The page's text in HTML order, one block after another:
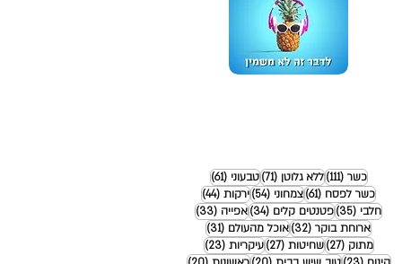
כשר (111) 111 פוסטים
ללא גלוטן (71) 71 פוסטיםטבעוני (61)
61 פוסטים
כשר לפסח (61) 61 פוסטיםצמחוני (54) 54 פוסטים
ירקות (44)
44 פוסטים
חלבי (35) 35 פוסטים
פטנטים קלים (34) 34 פוסטים
אפייה (33)
33 פוסטים
ארוחת בוקר (32) 32 פוסטים
אוכל מהעולם (31)
31 פוסטים
מתוק (27) 27 פוסטים
שחיטות (27) 27 פוסטים
עיקריות (23)
23 פוסטים